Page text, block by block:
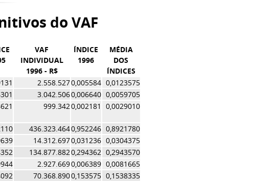
do VAF
VAF
INDIVIDUAL
1996 - R$
ÍNDICE
1996
MÉDIA
DOS
ÍNDICES
2.558.5270,005584 0,0123575
3.042.5060,006640 0,0059705
999.3420,002181 0,0029010
436.323.4640,952246 0,8921780
14.312.6970,031236 0,0304375
134.877.8820,294362 0,2943570
2.927.6690,006389 0,0081665
70.368.8900,153575 0,1538335